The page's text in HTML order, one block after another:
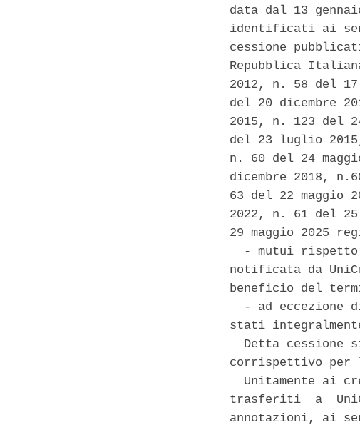
data dal 13
identificati ai
cessione
Repubblica
2012, n. 58 del
del 20 dicembre
2015, n. 123 del
del 23 luglio
n. 60 del 24
dicembre 2018,
63 del 22 maggio
2022, n. 61 del
29 maggio 2025
- mutui
notificata da
beneficio del
- ad eccezione
stati
Detta cessione
corrispettivo per
Unitamente ai
trasferiti  a
annotazioni, ai